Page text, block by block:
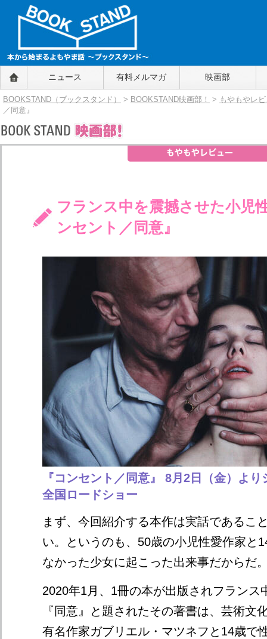
BOOKSTAND（ブックスタンド）
～本から始まるよもやま話～
BOOKSTAND（ブ
ックスタンド）
ニュース 有料メルマガ 映画部
BOOKSTAND（ブックスタンド） > BOOKSTAND映画部！ > もやもやレ
／同意』
フランス中を震撼させた小児
ンセント／同意』
『コンセント／同意』 8月2日（金）よ
全国ロードショー
まず、今回紹介する本作は実話であるこ
い。というのも、50歳の小児性愛作家と
なかった少女に起こった出来事だからだ
2020年1月、1冊の本が出版されフランス
『同意』と題されたその著書は、芸術文
有名作家ガブリエル・マツネフと14歳で